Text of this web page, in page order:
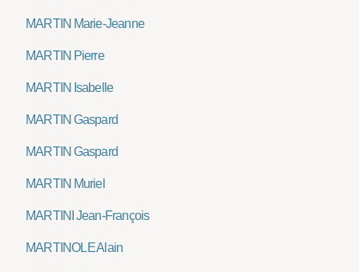
MARTIN Marie-Jeanne
MARTIN Pierre
MARTIN Isabelle
MARTIN Gaspard
MARTIN Gaspard
MARTIN Muriel
MARTINI Jean-François
MARTINOLE Alain